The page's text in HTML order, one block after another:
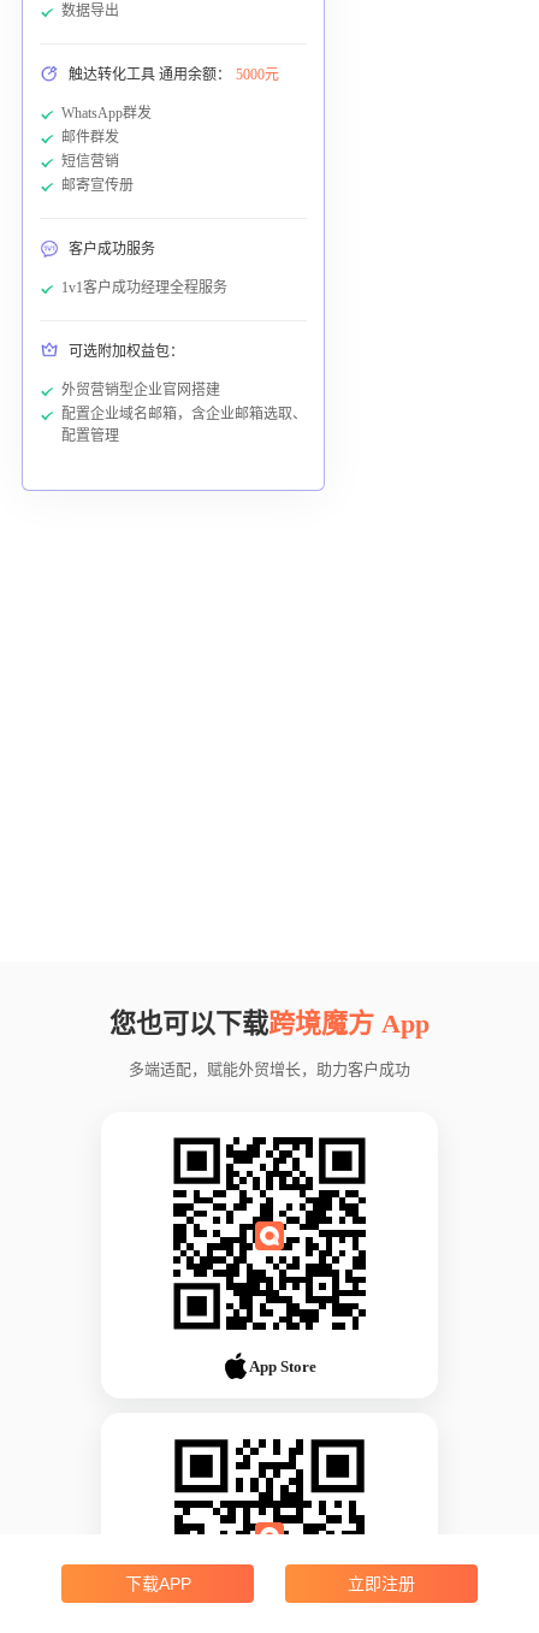
数据导出
触达转化工具 通用余额： 5000元
WhatsApp群发
邮件群发
短信营销
邮寄宣传册
客户成功服务
1v1客户成功经理全程服务
可选附加权益包：
外贸营销型企业官网搭建
配置企业域名邮箱，含企业邮箱选取、
配置管理
您也可以下载跨境魔方 App
多端适配，赋能外贸增长，助力客户成功
App Store
下载APP 立即注册